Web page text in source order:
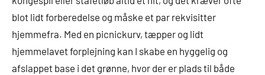
blot lidt forberedelse og måske et par rekvisitter
hjemmefra. Med en picnickurv, tæpper og lidt
hjemmelavet forplejning kan I skabe en hyggelig og
afslappet base i det grønne, hvor der er plads til både